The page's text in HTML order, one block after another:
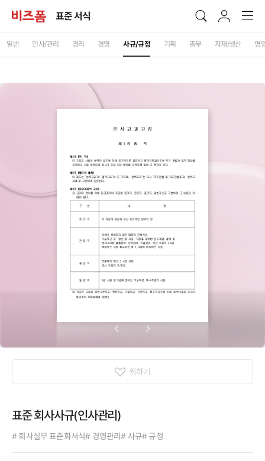
표준 서식
일반 인사/관리 경리 경영 사규/규정 기획 총무 자재/생산 영
찜하기
표준 회사사규(인사관리)
# 회사실무 표준화서식# 경영관리# 사규# 규정